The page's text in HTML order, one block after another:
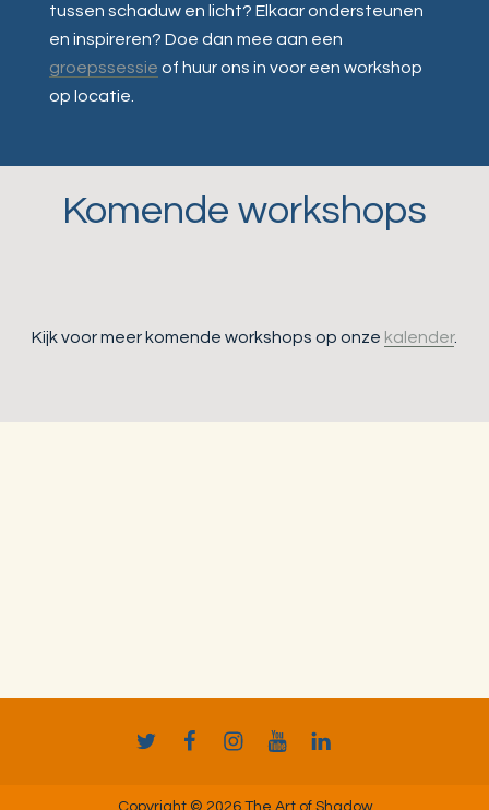
tussen schaduw en licht? Elkaar ondersteunen
en inspireren? Doe dan mee aan een
groepssessie of huur ons in voor een workshop
op locatie.
Komende workshops
Kijk voor meer komende workshops op onze kalender.
TwitterFacebookInstagramYouTubeLinkedIn
Copyright © 2026 The Art of Shadow